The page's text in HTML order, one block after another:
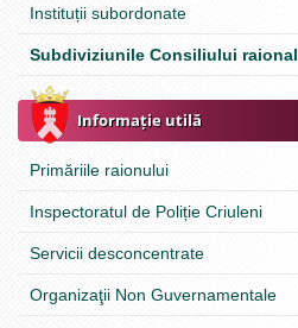
Instituții subordonate
Subdiviziunile Consiliului raional
Informație utilă
Primăriile raionului
Inspectoratul de Poliție Criuleni
Servicii desconcentrate
Organizaţii Non Guvernamentale